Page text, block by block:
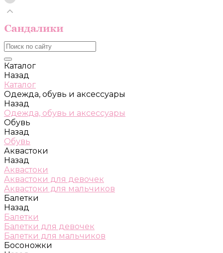
Каталог
Назад
Каталог
Одежда, обувь и аксессуары
Назад
Одежда, обувь и аксессуары
Обувь
Назад
Обувь
Аквастоки
Назад
Аквастоки
Аквастоки для девочек
Аквастоки для мальчиков
Балетки
Назад
Балетки
Балетки для девочек
Балетки для мальчиков
Босоножки